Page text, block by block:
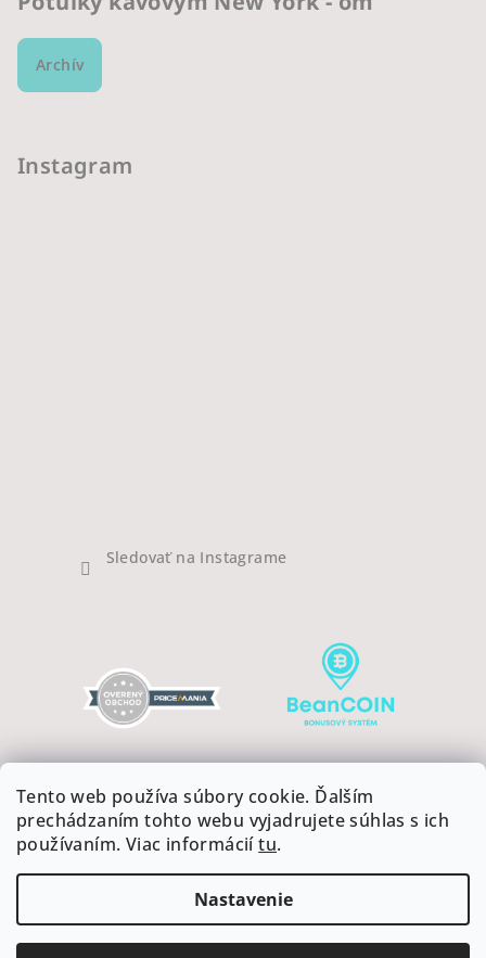
Tento web používa súbory cookie. Ďalším
prechádzaním tohto webu vyjadrujete súhlas s ich
používaním. Viac informáciítu.
Nastavenie
Archív
Instagram
Sledovať na Instagrame
Copyright 2026COFFEEART. Všetky práva vyhradené.
Upraviť nastavenie cookies